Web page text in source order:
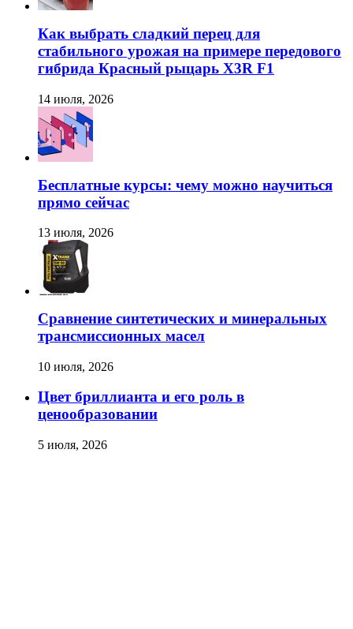
Как выбрать сладкий перец для
стабильного урожая на примере передового
гибрида Красный рыцарь X3R F1
14 июля, 2026
Бесплатные курсы: чему можно научиться
прямо сейчас
13 июля, 2026
Сравнение синтетических и минеральных
трансмиссионных масел
10 июля, 2026
Цвет бриллианта и его роль в
ценообразовании
5 июля, 2026